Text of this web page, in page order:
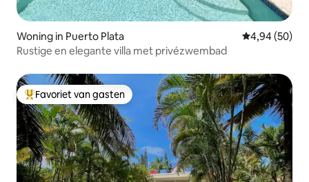
Woning in Puerto Plata Gemiddelde
4,94 (50)
Rustige en elegante villa met privézwembad
Topfavoriet van gasten
Favoriet van gasten